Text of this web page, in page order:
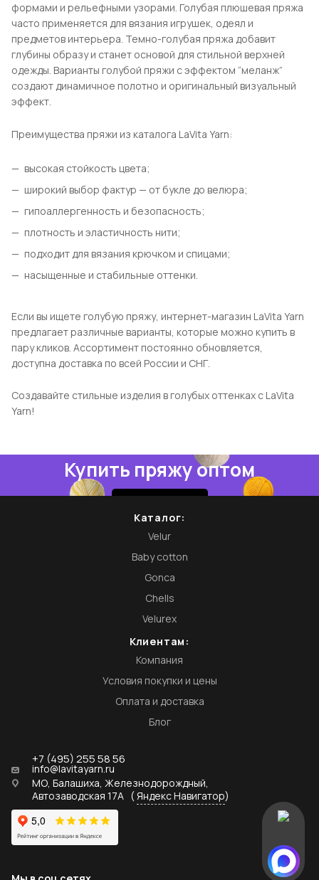
формами и рельефными узорами. Голубая плюшевая пряжа
часто применяется для вязания игрушек, одеял и
предметов интерьера. Темно-голубая пряжа добавит
глубины образу и станет основой для стильной верхней
одежды. Варианты голубой пряжи с эффектом “меланж”
создают динамичное полотно и оригинальный визуальный
эффект.
Преимущества пряжи из каталога LaVita Yarn:
высокая стойкость цвета;
широкий выбор фактур — от букле до велюра;
гипоаллергенность и безопасность;
плотность и эластичность нити;
подходит для вязания крючком и спицами;
насыщенные и стабильные оттенки.
Если вы ищете голубую пряжу, интернет-магазин LaVita Yarn
предлагает различные варианты, которые можно купить в
пару кликов. Ассортимент постоянно обновляется,
доступна доставка по всей России и СНГ.
Создавайте стильные изделия в голубых оттенках с LaVita
Yarn!
Купить пряжу оптом
Каталог:
Velur
Baby cotton
Gonca
Chells
Velurex
Клиентам:
Компания
Условия покупки и цены
Оплата и доставка
Блог
+7 (495) 255 58 56
info@lavitayarn.ru
МО, Балашиха, Железнодорождный,
Автозаводская 17А (Яндекс Навигатор)